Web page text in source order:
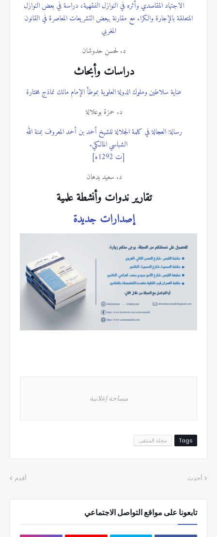
الاجتهاد المقاصدي وأثره في النوازل الفقهية، دراسة في بعض النوازل
المتعلقة بالإجارة والكراء مع مقارنة ببعض التشريعات المعاصرة في القانون
المغربي
د. لحسن حدوشان
دراسات وأبحاث
عناية سلاطين وملوك الدولة العلوية بموطأ الإمام مالك نماذج مختارة
د. حمزة بوعلالة
رسالة: العجالة في كلمة الجلالة للشيخ أحمد بن أحمد المعروف بمنة الله
الشباسي المالكي.
[ت 1292ه]
د. سعيد بدهان
تقارير ندوات وأنشطة علمية
إصدارات جديدة
مساحة إعلانية
Tags مجلة المنتقى
أحدث أقدم
تابعونا على مواقع التواصل الاجتماعي